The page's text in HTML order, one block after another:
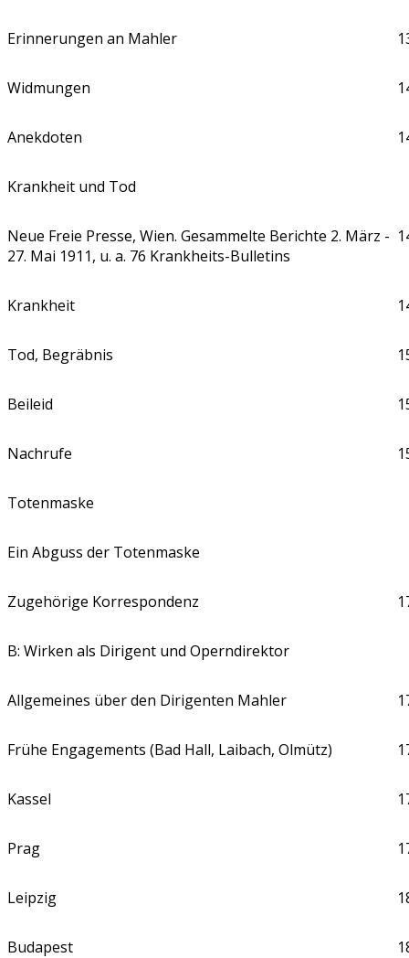
Erinnerungen an Mahler
Widmungen
Anekdoten
Krankheit und Tod
Neue Freie Presse, Wien. Gesammelte Berichte 2. März -
27. Mai 1911, u. a. 76 Krankheits-Bulletins
Krankheit
Tod, Begräbnis
Beileid
Nachrufe
Totenmaske
Ein Abguss der Totenmaske
Zugehörige Korrespondenz
B: Wirken als Dirigent und Operndirektor
Allgemeines über den Dirigenten Mahler
Frühe Engagements (Bad Hall, Laibach, Olmütz)
Kassel
Prag
Leipzig
Budapest